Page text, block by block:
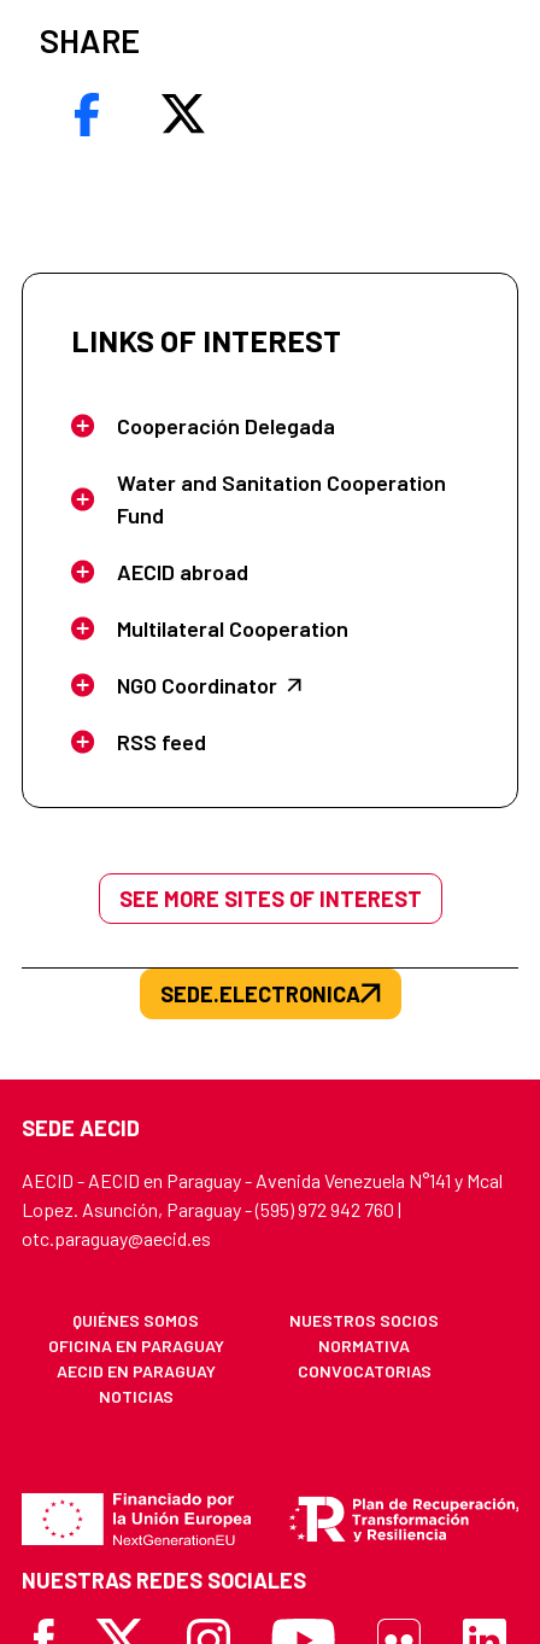
SHARE
LINKS OF INTEREST
Cooperación Delegada
Water and Sanitation Cooperation
Fund
AECID abroad
Multilateral Cooperation
NGO Coordinator
RSS feed
SEE MORE SITES OF INTEREST
SEDE.ELECTRONICA
SEDE AECID
AECID - AECID en Paraguay - Avenida Venezuela N°141 y Mcal
Lopez. Asunción, Paraguay - (595) 972 942 760 |
otc.paraguay@aecid.es
QUIÉNES SOMOS
NUESTROS SOCIOS
OFICINA EN PARAGUAY
NORMATIVA
AECID EN PARAGUAY
CONVOCATORIAS
NOTICIAS
NUESTRAS REDES SOCIALES
Facebook
X InstagramYoutube Flickr Linkedin